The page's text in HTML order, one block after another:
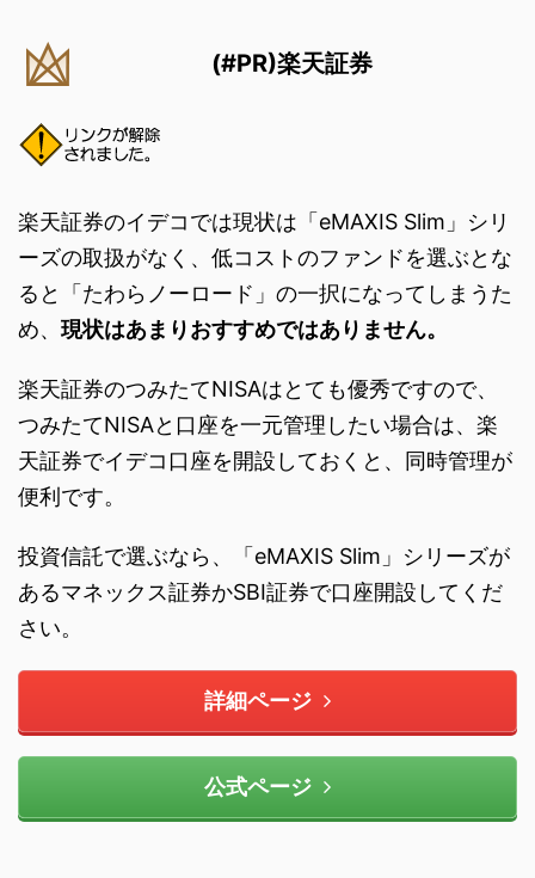
(#PR)楽天証券
楽天証券のイデコでは現状は「eMAXIS Slim」シリ
ーズの取扱がなく、低コストのファンドを選ぶとな
ると「たわらノーロード」の一択になってしまうた
め、 現状はあまりおすすめではありません。
楽天証券のつみたてNISAはとても優秀ですので、
つみたてNISAと口座を一元管理したい場合は、楽
天証券でイデコ口座を開設しておくと、同時管理が
便利です。
投資信託で選ぶなら、「eMAXIS Slim」シリーズが
あるマネックス証券かSBI証券で口座開設してくだ
さい。
詳細ページ
公式ページ